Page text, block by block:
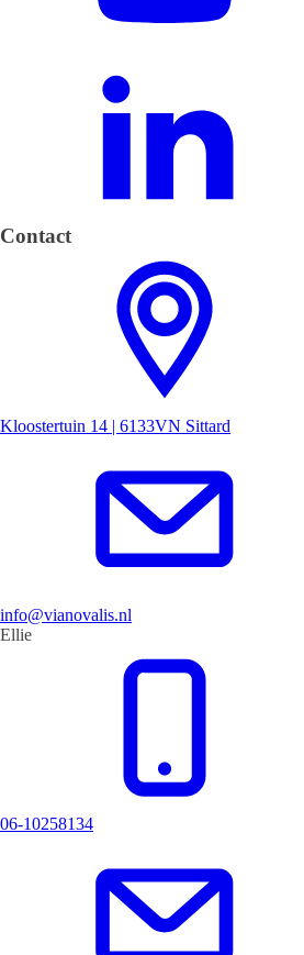
Contact
Kloostertuin 14 | 6133VN Sittard
info@vianovalis.nl
Ellie
06-10258134